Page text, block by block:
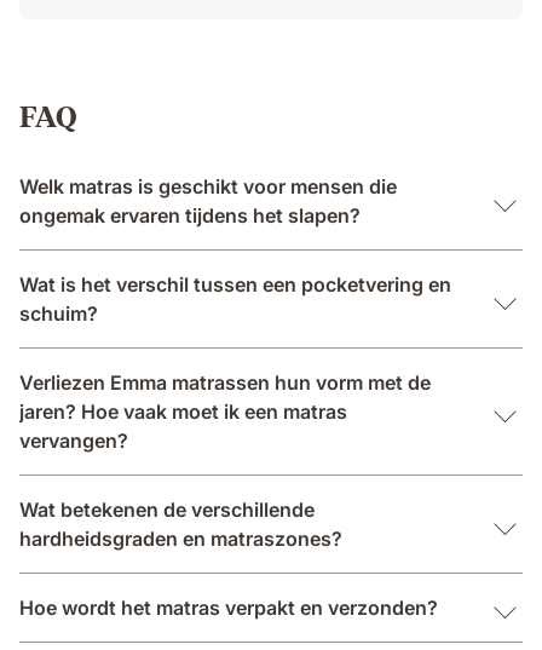
FAQ
Welk matras is geschikt voor mensen die
ongemak ervaren tijdens het slapen?
Wat is het verschil tussen een pocketvering en
schuim?
Verliezen Emma matrassen hun vorm met de
jaren? Hoe vaak moet ik een matras
vervangen?
Wat betekenen de verschillende
hardheidsgraden en matraszones?
Hoe wordt het matras verpakt en verzonden?